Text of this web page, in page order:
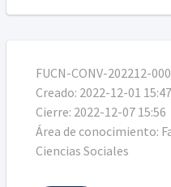
FUCN-CONV-202212-
Creado: 2022-12-01 15:47
Cierre: 2022-12-07 15:56
Área de conocimiento:
Ciencias Sociales